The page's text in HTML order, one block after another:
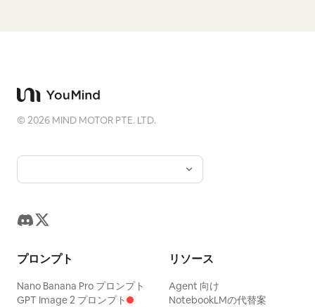
©2026 MIND MOTOR PTE. LTD.
プロンプト
Nano Banana Pro プロンプト
GPT Image 2 プロンプト
リソース
Agent 向け
NotebookLMの代替案